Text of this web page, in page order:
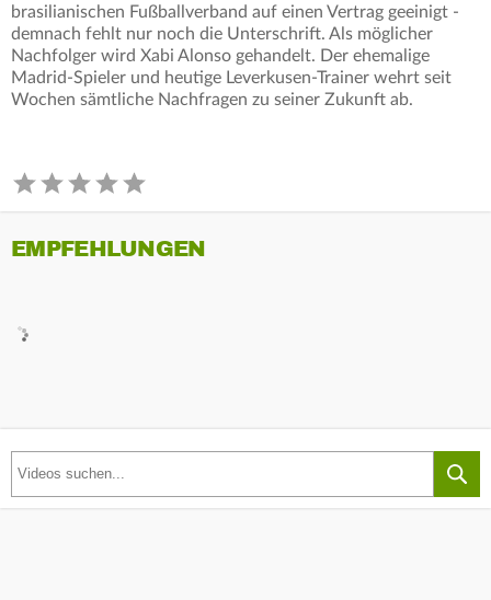
brasilianischen Fußballverband auf einen Vertrag geeinigt -
demnach fehlt nur noch die Unterschrift. Als möglicher
Nachfolger wird Xabi Alonso gehandelt. Der ehemalige
Madrid-Spieler und heutige Leverkusen-Trainer wehrt seit
Wochen sämtliche Nachfragen zu seiner Zukunft ab.
EMPFEHLUNGEN